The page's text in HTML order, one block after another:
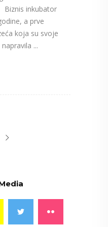
Biznis inkubator
a prve
koja su svoje